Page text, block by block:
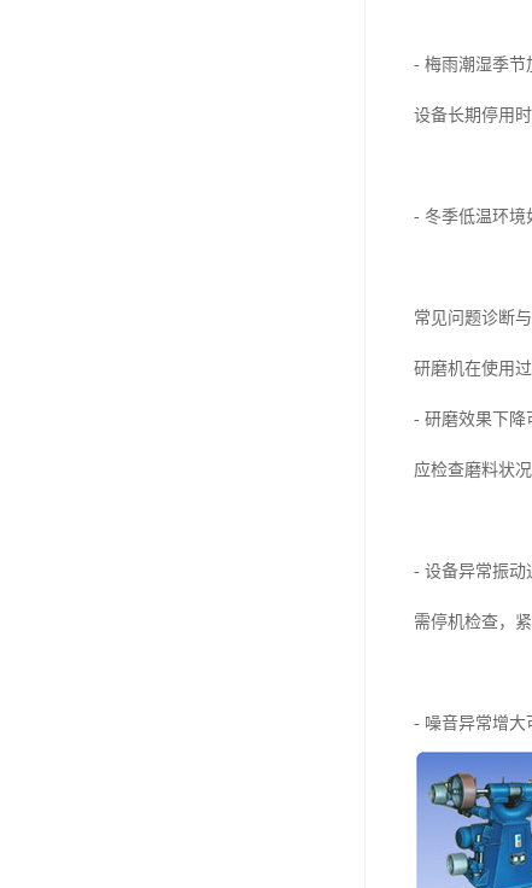
- 梅雨潮湿季节
设备长期停用
- 冬季低温环境
常见问题诊断
研磨机在使用
- 研磨效果下降
应检查磨料状
- 设备异常振动
需停机检查，
- 噪音异常增大